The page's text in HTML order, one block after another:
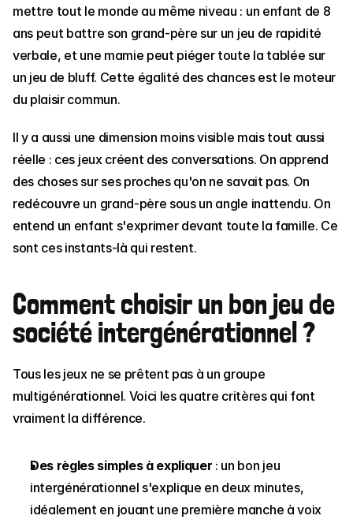
mettre tout le monde au même niveau : un enfant de 8
ans peut battre son grand-père sur un jeu de rapidité
verbale, et une mamie peut piéger toute la tablée sur
un jeu de bluff. Cette égalité des chances est le moteur
du plaisir commun.
Il y a aussi une dimension moins visible mais tout aussi
réelle : ces jeux créent des conversations. On apprend
des choses sur ses proches qu'on ne savait pas. On
redécouvre un grand-père sous un angle inattendu. On
entend un enfant s'exprimer devant toute la famille. Ce
sont ces instants-là qui restent.
Comment choisir un bon jeu de
société intergénérationnel ?
Tous les jeux ne se prêtent pas à un groupe
multigénérationnel. Voici les quatre critères qui font
vraiment la différence.
Des règles simples à expliquer : un bon jeu
intergénérationnel s'explique en deux minutes,
idéalement en jouant une première manche à voix